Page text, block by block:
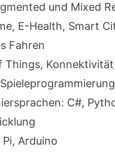
und Mixed
E-Health, Smart
Fahren
Things,
C#,
Arduino